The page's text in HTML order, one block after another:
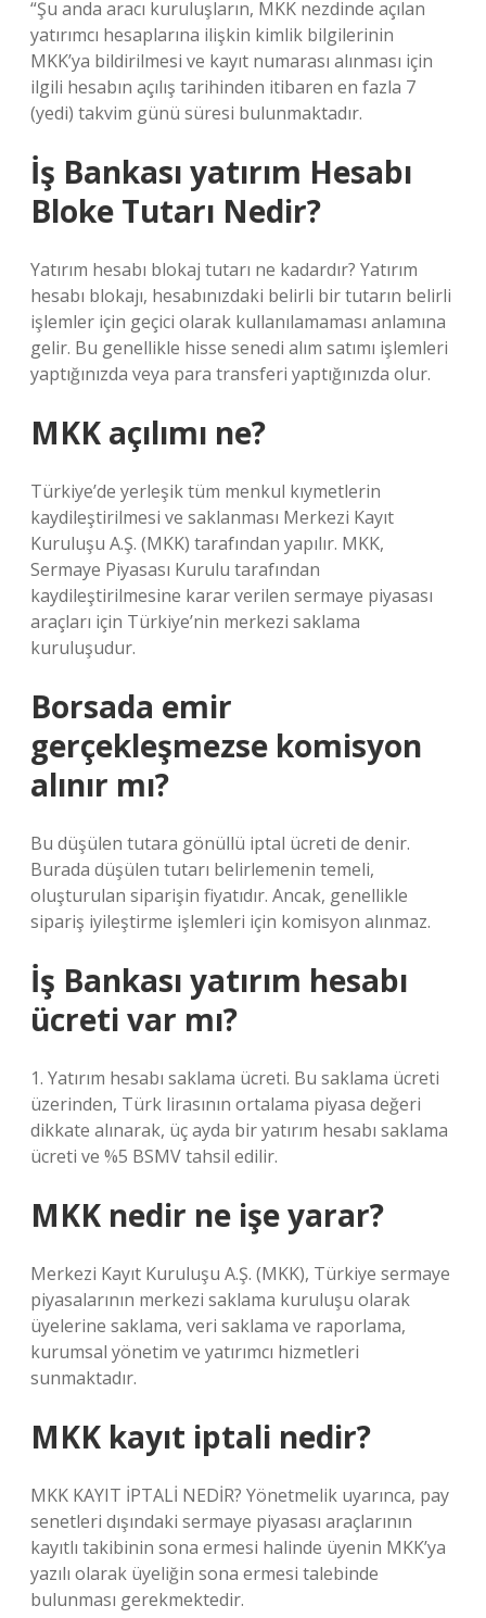
“Şu anda aracı kuruluşların, MKK nezdinde açılan
yatırımcı hesaplarına ilişkin kimlik bilgilerinin
MKK’ya bildirilmesi ve kayıt numarası alınması için
ilgili hesabın açılış tarihinden itibaren en fazla 7
(yedi) takvim günü süresi bulunmaktadır.
İş Bankası yatırım Hesabı
Bloke Tutarı Nedir?
Yatırım hesabı blokaj tutarı ne kadardır? Yatırım
hesabı blokajı, hesabınızdaki belirli bir tutarın belirli
işlemler için geçici olarak kullanılamaması anlamına
gelir. Bu genellikle hisse senedi alım satımı işlemleri
yaptığınızda veya para transferi yaptığınızda olur.
MKK açılımı ne?
Türkiye’de yerleşik tüm menkul kıymetlerin
kaydileştirilmesi ve saklanması Merkezi Kayıt
Kuruluşu A.Ş. (MKK) tarafından yapılır. MKK,
Sermaye Piyasası Kurulu tarafından
kaydileştirilmesine karar verilen sermaye piyasası
araçları için Türkiye’nin merkezi saklama
kuruluşudur.
Borsada emir
gerçekleşmezse komisyon
alınır mı?
Bu düşülen tutara gönüllü iptal ücreti de denir.
Burada düşülen tutarı belirlemenin temeli,
oluşturulan siparişin fiyatıdır. Ancak, genellikle
sipariş iyileştirme işlemleri için komisyon alınmaz.
İş Bankası yatırım hesabı
ücreti var mı?
1. Yatırım hesabı saklama ücreti. Bu saklama ücreti
üzerinden, Türk lirasının ortalama piyasa değeri
dikkate alınarak, üç ayda bir yatırım hesabı saklama
ücreti ve %5 BSMV tahsil edilir.
MKK nedir ne işe yarar?
Merkezi Kayıt Kuruluşu A.Ş. (MKK), Türkiye sermaye
piyasalarının merkezi saklama kuruluşu olarak
üyelerine saklama, veri saklama ve raporlama,
kurumsal yönetim ve yatırımcı hizmetleri
sunmaktadır.
MKK kayıt iptali nedir?
MKK KAYIT İPTALİ NEDİR? Yönetmelik uyarınca, pay
senetleri dışındaki sermaye piyasası araçlarının
kayıtlı takibinin sona ermesi halinde üyenin MKK’ya
yazılı olarak üyeliğin sona ermesi talebinde
bulunması gerekmektedir.